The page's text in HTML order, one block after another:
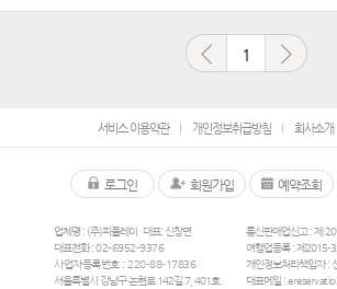
1
서비스 이용약관 개인정보취급방침 회사소개
로그인 회원가입 예약조회
업체명 : (주)피플레이
대표: 신창면
대표전화 :02-6952-9376
사업자등록번호 : 220-88-17836
서울특별시 강남구 논현로 142길 7, 401호
통신판매업신고 : 제
여행업등록 : 제2015-
개인정보처리책임자 :
대표메일 :